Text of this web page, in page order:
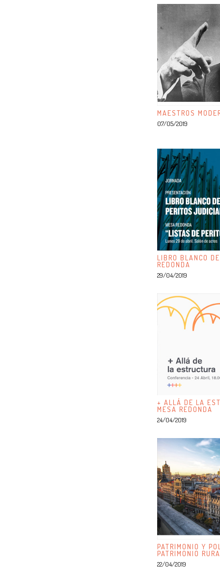
MAESTROS
07/05/2019
LIBRO BLANCO
REDONDA
29/04/2019
+ ALLÁ DE LA
MESA REDONDA
24/04/2019
PATRIMONIO Y
PATRIMONIO
22/04/2019